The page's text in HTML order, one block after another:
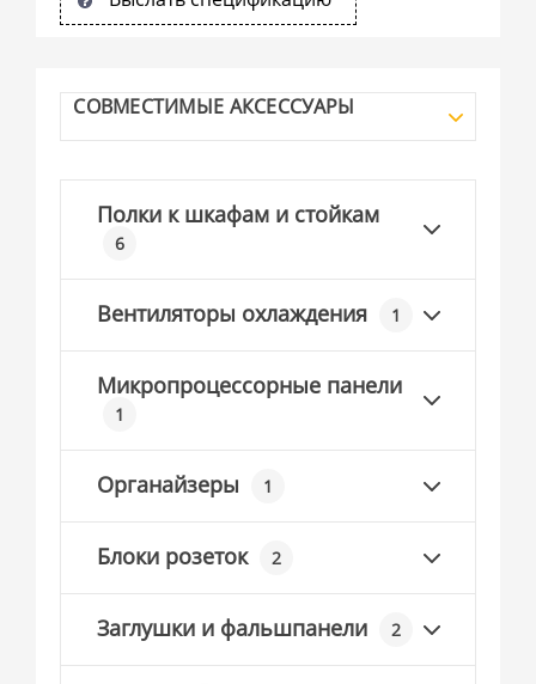
СОВМЕСТИМЫЕ АКСЕССУАРЫ
Полки к шкафам и стойкам
6
Вентиляторы охлаждения 1
Микропроцессорные панели
1
Органайзеры 1
Блоки розеток 2
Заглушки и фальшпанели 2